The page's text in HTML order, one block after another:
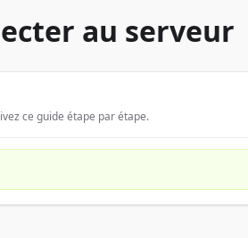
au serveur
ce guide étape par étape.